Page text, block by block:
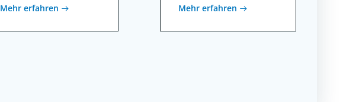
Mehr erfahren Mehr erfahren